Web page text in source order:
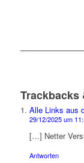
Trackbacks
Alle Links aus
29/12/2025 um
[…] Netter
Antworten